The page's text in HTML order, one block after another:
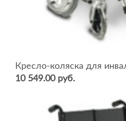
10 549.00 руб.